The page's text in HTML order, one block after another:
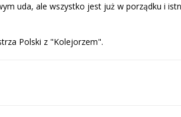
uda, ale wszystko jest już w porządku i
Polski z "Kolejorzem".